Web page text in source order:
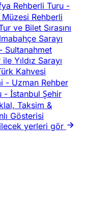
Rehberli Turu -
Rehberli
ve Bilet Sırasını
Sarayı
- Sultanahmet
Yıldız Sarayı
Kahvesi
- Uzman Rehber
- İstanbul Şehir
Taksim &
Gösterisi
yerleri gör